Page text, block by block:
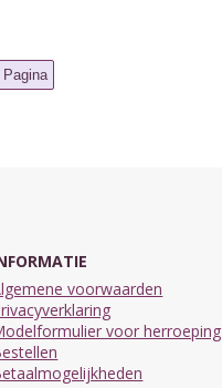
voorwaarden
voor herroeping